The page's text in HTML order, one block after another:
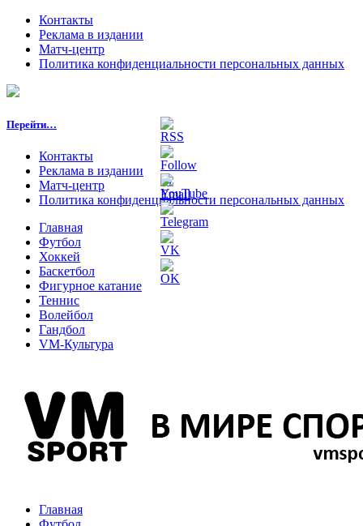
Контакты
Реклама в издании
Матч-центр
Политика конфиденциальности персональных данных
Перейти…
Контакты
Реклама в издании
Матч-центр
Политика конфиденциальности персональных данных
Главная
Футбол
Хоккей
Баскетбол
Фигурное катание
Теннис
Волейбол
Гандбол
VM-Культура
Главная